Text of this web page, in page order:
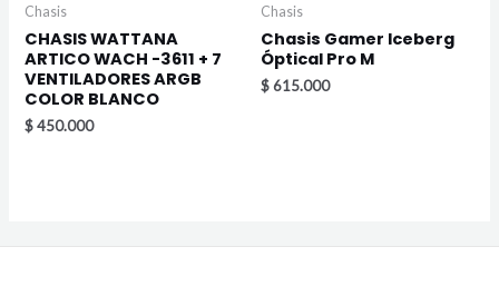
Chasis
CHASIS WATTANA
ARTICO WACH -3611 + 7
VENTILADORES ARGB
COLOR BLANCO
$450.000
Chasis
Chasis Gamer Iceberg
Óptical Pro M
$615.000